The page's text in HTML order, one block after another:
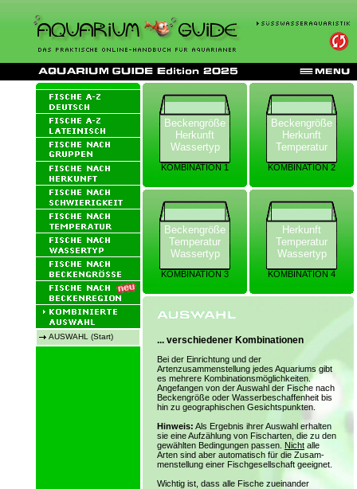
AUSWAHL (Start)
Beckengröße
Herkunft
Wassertyp
KOMBINATION 1
Beckengröße
Herkunft
Temperatur
KOMBINATION 2
Beckengröße
Temperatur
Wassertyp
KOMBINATION 3
Herkunft
Temperatur
Wassertyp
KOMBINATION 4
... verschiedener Kombinationen
Bei der Einrichtung und der
Artenzusammenstellung jedes Aquariums gibt
es mehrere Kombinationsmöglichkeiten.
Angefangen von der Auswahl der Fische nach
Beckengröße oder Wasserbeschaffenheit bis
hin zu geographischen Gesichtspunkten.
Hinweis: Als Ergebnis ihrer Auswahl erhalten
sie eine Aufzählung von Fischarten, die zu den
gewählten Bedingungen passen. Nicht alle
Arten sind aber automatisch für die Zusam-
menstellung einer Fischgesellschaft geeignet.
Wichtig ist, dass alle Fische zueinander